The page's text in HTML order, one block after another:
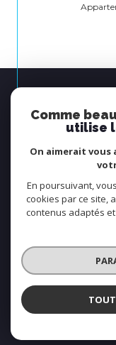
© 2026 | TOUS DROITS
NOS
Comme
utilise
On aimerait vous
En poursuivant,
cookies par ce site,
contenus adaptés
TOUT